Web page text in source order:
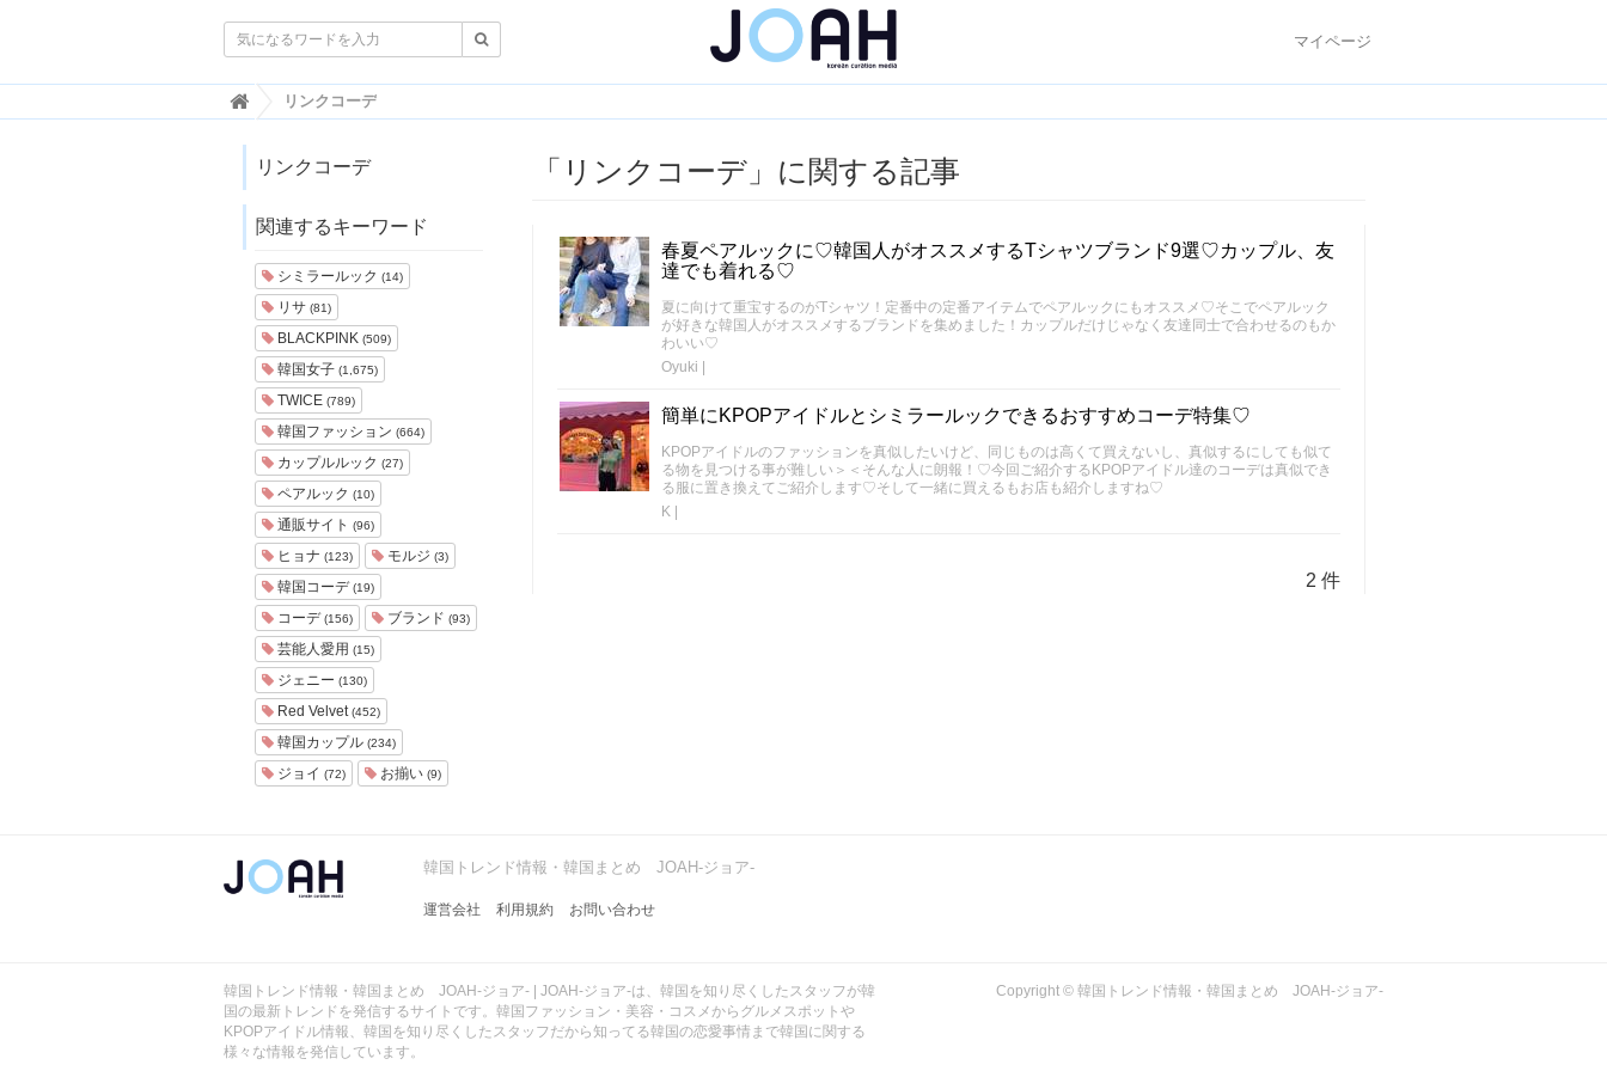
マイページ
韓
国
レ
情
・
韓
国
ま
と
め
J
O
H
ジ
ョ
ア
リンクコーデ
リンクコーデ
関連するキーワード
シミラールック (14)
リサ (81)
BLACKPINK (509)
韓国女子 (1,675)
TWICE (789)
韓国ファッション (664)
カップルルック (27)
ペアルック (10)
通販サイト (96)
ヒョナ (123) モルジ (3)
韓国コーデ(19)
コーデ(156) ブランド (93)
芸能人愛用 (15)
ジェニー (130)
Red Velvet(452)
韓国カップル (234)
ジョイ (72) お揃い (9)
「リンクコーデ」に関する記事
春夏ペアルックに♡韓国人がオススメするTシャツブランド9選♡カップル、友
達でも着れる♡
夏に向けて重宝するのがTシャツ！定番中の定番アイテムでペアルックにもオススメ♡そこでペアルック
が好きな韓国人がオススメするブランドを集めました！カップルだけじゃなく友達同士で合わせるのもか
わいい♡
Oyuki
簡単にKPOPアイドルとシミラールックできるおすすめコーデ特集♡
KPOPアイドルのファッションを真似したいけど、同じものは高くて買えないし、真似するにしても似て
る物を見つける事が難しい＞＜そんな人に朗報！♡今回ご紹介するKPOPアイドル達のコーデは真似でき
る服に置き換えてご紹介します♡そして一緒に買えるもお店も紹介しますね♡
K|
2 件
韓国トレンド情報・韓国まとめ JOAH-ジョア-
運営会社 利用規約 お問い合わせ
韓国トレンド情報・韓国まとめ JOAH-ジョア- | JOAH-ジョア-は、韓国を知り尽くしたスタッフが韓
国の最新トレンドを発信するサイトです。韓国ファッション・美容・コスメからグルメスポットや
KPOPアイドル情報、韓国を知り尽くしたスタッフだから知ってる韓国の恋愛事情まで韓国に関する
様々な情報を発信しています。
Copyright © 韓国トレンド情報・韓国まとめ JOAH-ジョア-